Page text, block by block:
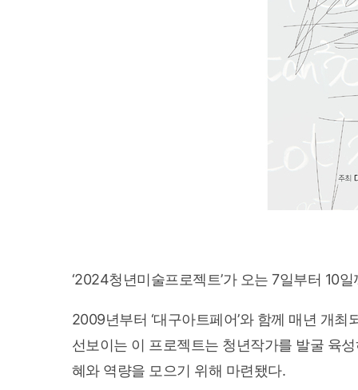
‘2024청년미술프로젝트’가 오는 7일부터 10
2009년부터 ‘대구아트페어’와 함께 매년 개
선보이는 이 프로젝트는 청년작가를 발굴 육
혜와 역량을 모으기 위해 마련됐다.